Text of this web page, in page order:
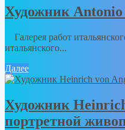
Художник Antonio
Галерея работ
итальянского...
Далее
Художник
портретной